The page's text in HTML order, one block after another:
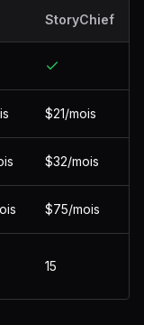
StoryChief
$21/mois
$32/mois
$75/mois
15